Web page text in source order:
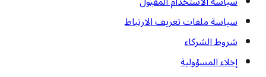
سياسة ملفات تعريف الارتباط
شروط الشركاء
إخلاء المسؤولية